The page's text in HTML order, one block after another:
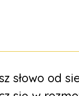
słowo od